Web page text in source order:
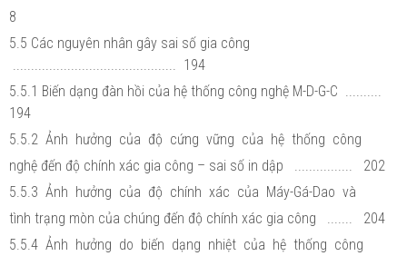
8
5.5 Các nguyên nhân gây sai số gia công
............................................. 194
5.5.1 Biến dạng đàn hồi của hệ thống công nghệ M-D-G-C ..........
194
5.5.2 Ảnh hưởng của độ cứng vững của hệ thống công
nghệ đến độ chính xác gia công – sai số in dập ................ 202
5.5.3 Ảnh hưởng của độ chính xác của Máy-Gá-Dao và
tình trạng mòn của chúng đến độ chính xác gia công ....... 204
5.5.4 Ảnh hưởng do biến dạng nhiệt của hệ thống công